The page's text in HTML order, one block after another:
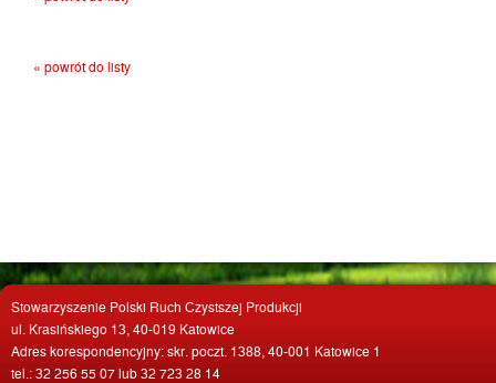
« powrót do listy
Stowarzyszenie Polski Ruch Czystszej Produkcji
ul. Krasińskiego 13, 40-019 Katowice
Adres korespondencyjny: skr. poczt. 1388, 40-001 Katowice 1
tel.: 32 256 55 07 lub 32 723 28 14